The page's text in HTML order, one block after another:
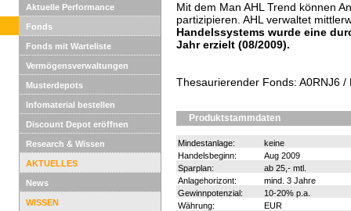
Aktuelle Performance
Fonds
Fonds mit Warteliste
Vermögensverwaltungen
Musterdepots
Infomaterial bestellen
Discount Depot eröffnen
Research & Wissen
AKTUELLES
News
WISSEN
Mit dem Man AHL Trend können
partizipieren. AHL verwaltet
Handelssystems wurde eine
Jahr erzielt (08/2009).
Thesaurierender Fonds: A0RNJ6 /
Produktstammdaten
Mindestanlage:
keine
Handelsbeginn:
Aug 2009
Sparplan:
ab 25,- mtl.
Anlagehorizont:
mind. 3 Jahre
Gewinnpotenzial:
10-20% p.a.
Währung:
EUR